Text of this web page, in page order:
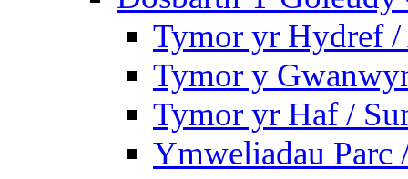
Tymor yr Hydref
Tymor y
Tymor yr Haf /
Ymweliadau Parc